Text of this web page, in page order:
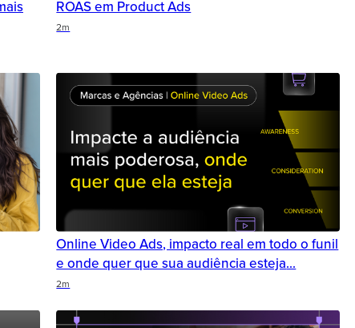
ROAS em Product Ads
2m
Online Video Ads, impacto real em todo o funil
e onde quer que sua audiência esteja
2m